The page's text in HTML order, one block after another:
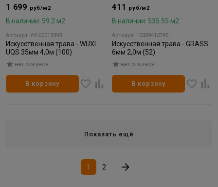
1 699 руб/м2
В наличии: 59.2 м2
Артикул: УУ-00013393
Искусственная трава - WUXI
UQS 35мм 4,0м (100)
нет отзывов
В корзину
411 руб/м2
В наличии: 535.55 м2
Артикул: 10009412745
Искусственная трава - GRASS
6мм 2,0м (52)
нет отзывов
В корзину
Показать ещё
1 2